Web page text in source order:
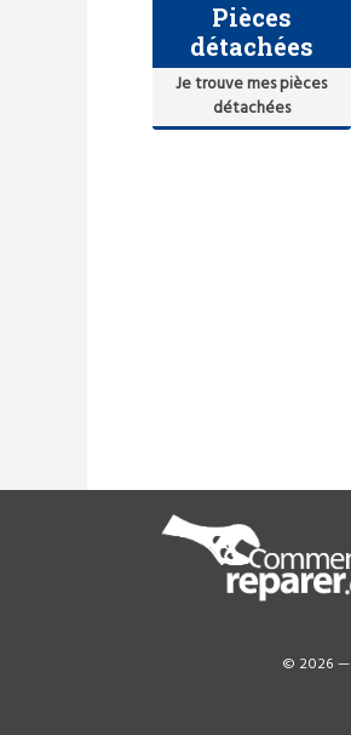
Pièces
détachées
Je trouve mes pièces
détachées
© 2026 —